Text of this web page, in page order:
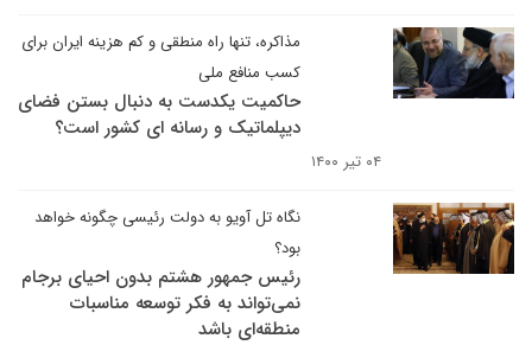
مذاکره، تنها راه منطقی و کم هزینه ایران برای
کسب منافع ملی
حاکمیت یکدست به دنبال بستن فضای
دیپلماتیک و رسانه ای کشور است؟
۰۴ تیر ۱۴۰۰
نگاه تل آویو به دولت رئیسی چگونه خواهد
بود؟
رئیس جمهور هشتم بدون احیای برجام
نمی‌تواند به فکر توسعه مناسبات
منطقه‌ای باشد